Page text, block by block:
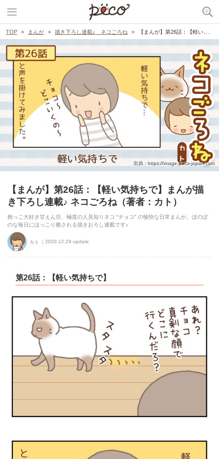
TOP まんが 描き下ろし連載♪ ネコごろね 【まんが】第26話：【軽い気持ちで】まんが描き下ろし連載♪ ネコごろね（著者：カト）
出典 : https://image.peco-japan.com
【まんが】第26話：【軽い気持ちで】まんが描
き下ろし連載♪ ネコごろね（著者：カト）
抱っこ大好き甘えん坊、極度の人見知りネコ “チョコ” の愉快な日常まんが。ほのぼ
のな毎日にほっこり癒される描きおろし連載です♪
カト 2020.12.29 update
第26話：【軽い気持ちで】